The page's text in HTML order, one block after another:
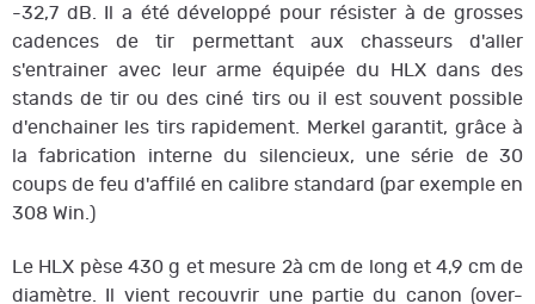
-32,7 dB. Il a été développé pour résister à de grosses
cadences de tir permettant aux chasseurs d'aller
s'entrainer avec leur arme équipée du HLX dans des
stands de tir ou des ciné tirs ou il est souvent possible
d'enchainer les tirs rapidement. Merkel garantit, grâce à
la fabrication interne du silencieux, une série de 30
coups de feu d'affilé en calibre standard (par exemple en
308 Win.)
Le HLX pèse 430 g et mesure 2à cm de long et 4,9 cm de
diamètre. Il vient recouvrir une partie du canon (over-